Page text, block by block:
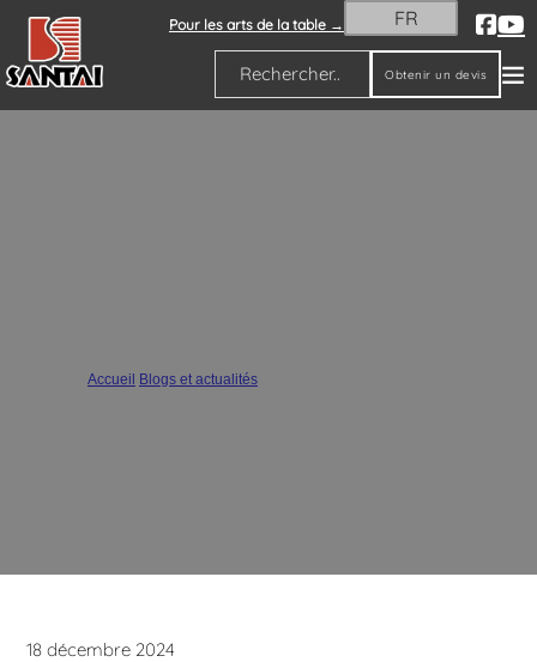
Pour les arts de la table → FR
Rechercher
Obtenir un devis
Accueil Blogs et actualités
18 décembre 2024